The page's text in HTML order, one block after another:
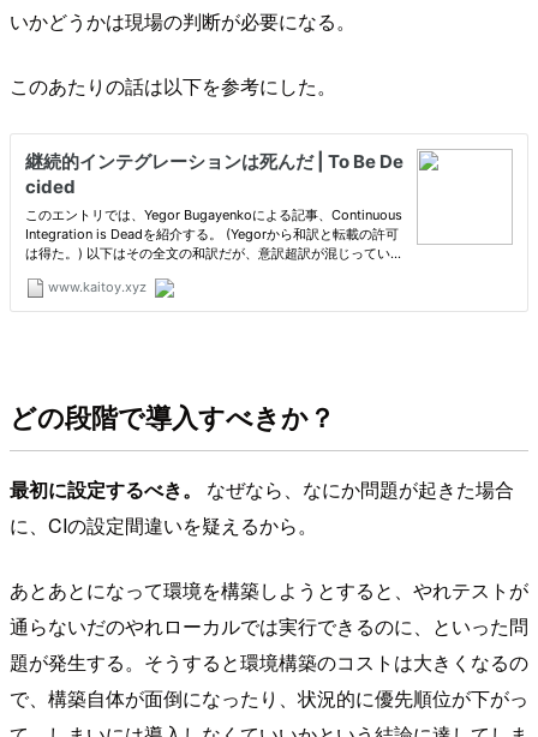
いかどうかは現場の判断が必要になる。
このあたりの話は以下を参考にした。
どの段階で導入すべきか？
最初に設定するべき。
なぜなら、なにか問題が起きた場合
に、CIの設定間違いを疑えるから。
あとあとになって環境を構築しようとすると、やれテストが
通らないだのやれローカルでは実行できるのに、といった問
題が発生する。そうすると環境構築のコストは大きくなるの
で、構築自体が面倒になったり、状況的に優先順位が下がっ